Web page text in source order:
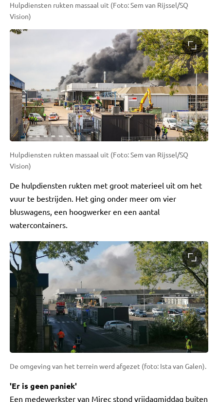
Hulpdiensten rukten massaal uit (Foto: Sem van Rijssel/SQ
Vision)
Hulpdiensten rukten massaal uit (Foto: Sem van Rijssel/SQ
Vision)
De hulpdiensten rukten met groot materieel uit om het
vuur te bestrijden. Het ging onder meer om vier
bluswagens, een hoogwerker en een aantal
watercontainers.
De omgeving van het terrein werd afgezet (foto: Ista van Galen).
'Er is geen paniek'
Een medewerkster van Mirec stond vrijdagmiddag buiten